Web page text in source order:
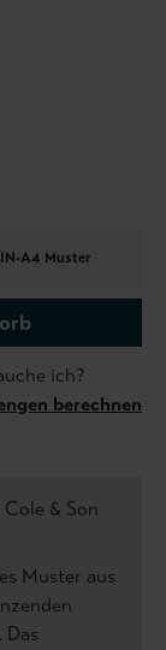
A4 Muster
ich?
berechnen
& Son
Muster aus